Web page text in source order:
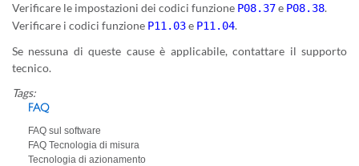
Verificare le impostazioni dei codici funzione P08.37e P08.38.
Verificare i codici funzione P11.03e P11.04.
Se nessuna di queste cause è applicabile, contattare il supporto
tecnico.
Tags:
FAQ
FAQ sul software
FAQ Tecnologia di misura
Tecnologia di azionamento